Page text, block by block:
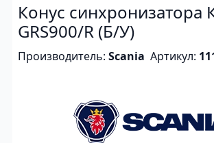
Конус синхронизатора
GRS900/R (Б/У)
Производитель: Scania Артикул: